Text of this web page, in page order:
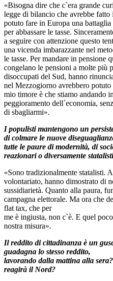
«Bisogna dire che c`era grande
legge di bilancio che avrebbe
potuto fare in Europa una
per abbassare le tasse.
a seguire con attenzione questo
una vicenda imbarazzante nel
le tasse. Per mandare in pensione
congelano le pensioni a molte più
disoccupati del Sud, hanno
nel Mezzogiorno avrebbero
mio timore è che stiamo andando
peggioramento dell`economia,
di sbagliarmi».
I populisti mantengono un
di colmare le nuove
tutte le paure di modernità, di
reazionari o diversamente
«Sono tradizionalmente statalisti.
volontariato, hanno dimostrato di
sussidiarietà. Quanto alla paura,
campagna elettorale. Ma ora che
flat tax, che per
me è ingiusta, non c`è. E quel
nostra misura».
Il reddito di cittadinanza è un
guadagna lo stesso reddito,
lavorando dalla mattina alla
reagirà il Nord?